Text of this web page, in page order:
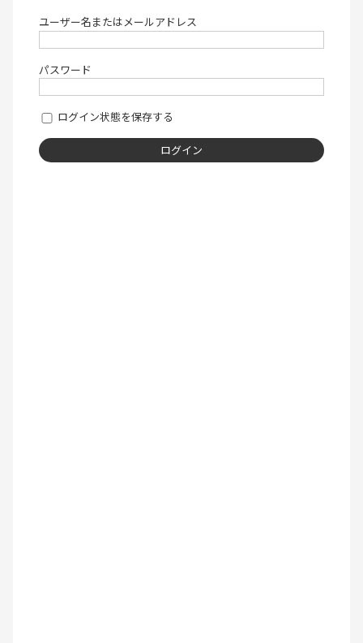
ユーザー名またはメールアドレス
パスワード
ログイン状態を保存する